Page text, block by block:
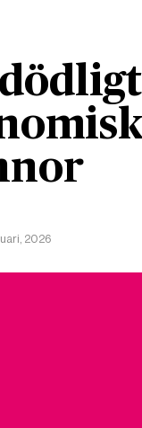
2026